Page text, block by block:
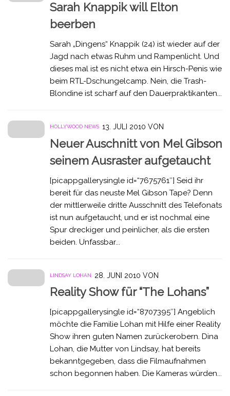
Sarah Knappik will Elton
beerben
Sarah „Dingens“ Knappik (24) ist wieder auf der
Jagd nach etwas Ruhm und Rampenlicht. Und
dieses mal ist es nicht etwa ein Hirsch-Penis wie
beim RTL-Dschungelcamp. Nein, die Trash-
Blondine ist scharf auf den Dauerpraktikanten...
HOLLYWOOD NEWS 13. JULI 2010 VON
Neuer Auschnitt von Mel Gibson
seinem Ausraster aufgetaucht
[picappgallerysingle id=“7675761″] Seid ihr
bereit für das neuste Mel Gibson Tape? Denn
der mittlerweile dritte Ausschnitt des Telefonats
ist nun aufgetaucht, und er ist nochmal eine
Spur dreckiger und peinlicher, als die ersten
beiden. Unfassbar...
LINDSAY LOHAN 28. JUNI 2010 VON
Reality Show für “The Lohans”
[picappgallerysingle id=“8707395″] Angeblich
möchte die Familie Lohan mit Hilfe einer Reality
Show ihren guten Namen zurückerobern. Dina
Lohan, die Mutter von Lindsay, hat bereits
bekanntgegeben, dass die Filmaufnahmen
schon begonnen haben. Die Kameras würden...